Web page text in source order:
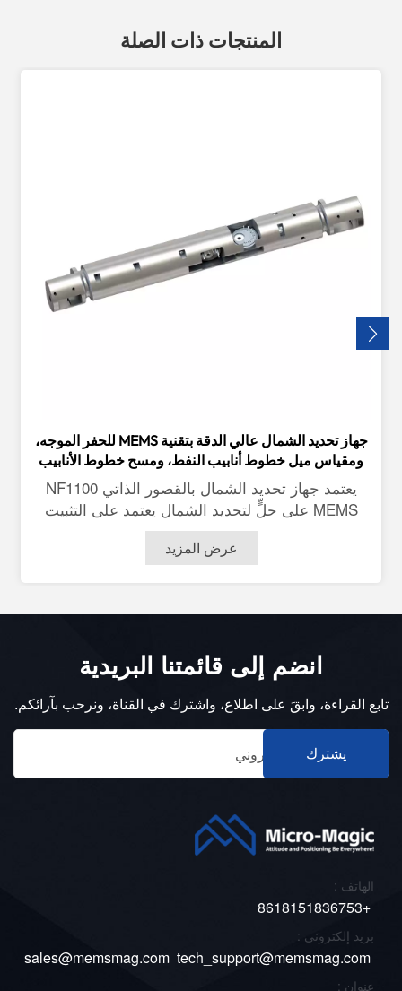
المنتجات ذات الصلة
جهاز تحديد الشمال عالي الدقة بتقنية MEMS للحفر الموجه،
ومقياس ميل خطوط أنابيب النفط، ومسح خطوط الأنابيب
يعتمد جهاز تحديد الشمال بالقصور الذاتي NF1100
MEMS على حلٍّ لتحديد الشمال يعتمد على التثبيت
المباشر، ويتألف من جيروسكوب ومقياس تسارع
مدمجين بتقنية MEMS. يستطيع هذا المنتج تتبع وقياس
الذاتي NF1100 جيروسكوبات ومقاييس تسارع عالية
مناسبًا لقياس الوضع بدقة عالية في ظروف الأنابيب
ذات الأقطار الصغيرة.
عرض المزيد
انضم إلى قائمتنا البريدية
تابع القراءة، وابقَ على اطلاع، واشترك في القناة، ونرحب بآرائكم.
يشترك
الهاتف :
+8618151836753
بريد إلكتروني :
sales@memsmag.com tech_support@memsmag.com
عنوان :